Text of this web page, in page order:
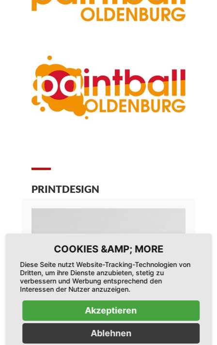
PRINTDESIGN
Diese Seite nutzt Website-Tracking-Technologien von
Dritten, um ihre Dienste anzubieten, stetig zu
verbessern und Werbung entsprechend den
Interessen der Nutzer anzuzeigen.
Akzeptieren
Ablehnen